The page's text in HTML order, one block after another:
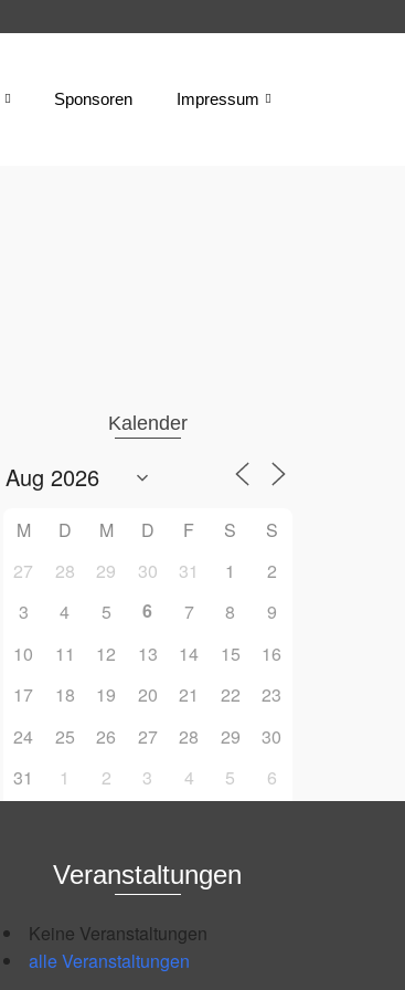
Sponsoren Impressum
Kalender
M D M D F S
S
27
28 29 30 31 1
2
3
4 5 6 7 8
9
10
11 12 13 14 15
16
17
18 19 20 21 22
23
24
25 26 27 28 29
30
31
1 2 3 4 5 6
Veranstaltungen
Keine Veranstaltungen
alle Veranstaltungen